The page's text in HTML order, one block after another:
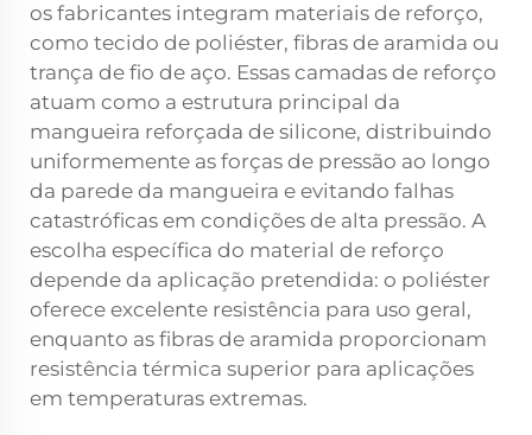
os fabricantes integram materiais de reforço,
como tecido de poliéster, fibras de aramida ou
trança de fio de aço. Essas camadas de reforço
atuam como a estrutura principal da
mangueira reforçada de silicone, distribuindo
uniformemente as forças de pressão ao longo
da parede da mangueira e evitando falhas
catastróficas em condições de alta pressão. A
escolha específica do material de reforço
depende da aplicação pretendida: o poliéster
oferece excelente resistência para uso geral,
enquanto as fibras de aramida proporcionam
resistência térmica superior para aplicações
em temperaturas extremas.